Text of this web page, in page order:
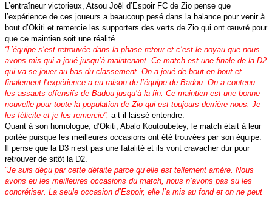
L’entraîneur victorieux, Atsou Joël d’Espoir FC de Zio pense que
l’expérience de ces joueurs a beaucoup pesé dans la balance pour venir à
bout d’Okiti et remercie les supporters des verts de Zio qui ont œuvré pour
que ce maintien soit une réalité.
“L’équipe s’est retrouvée dans la phase retour et c’est le noyau que nous
avons mis qui a joué jusqu’à maintenant. Ce match est une finale de la D2
qui va se jouer au bas du classement. On a joué de bout en bout et
finalement l’expérience a eu raison de l’équipe de Badou. On a contenu
les assauts offensifs de Badou jusqu’à la fin. Ce maintien est une bonne
nouvelle pour toute la population de Zio qui est toujours derrière nous. Je
les félicite et je les remercie”, a-t-il laissé entendre.
Quant à son homologue, d’Okiti, Abalo Koutoubetey, le match était à leur
portée puisque les meilleures occasions ont été trouvées par son équipe.
Il pense que la D3 n’est pas une fatalité et ils vont cravacher dur pour
retrouver de sitôt la D2.
“Je suis déçu par cette défaite parce qu’elle est tellement amère. Nous
avons eu les meilleures occasions du match, nous n’avons pas su les
concrétiser. La seule occasion d’Espoir, elle l’a mis au fond et on ne peut